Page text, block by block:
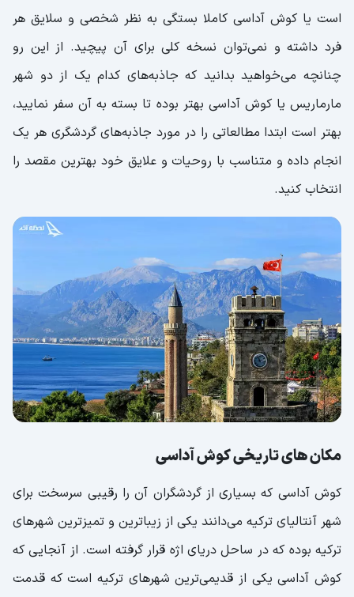
است یا کوش آداسی کاملا بستگی به نظر شخصی و سلایق هر
فرد داشته و نمی‌توان نسخه کلی برای آن پیچید. از این رو
چنانچه می‌خواهید بدانید که جاذبه‌های کدام یک از دو شهر
مارماریس یا کوش ‌آداسی بهتر بوده تا بسته به آن سفر نمایید،
بهتر است ابتدا مطالعاتی را در مورد جاذبه‌های گردشگری هر یک
انجام داده و متناسب با روحیات و علایق خود بهترین مقصد را
انتخاب کنید.
مکان های تاریخی کوش آداسی
کوش آداسی که بسیاری از گردشگران آن را رقیبی سرسخت برای
شهر آنتالیای ترکیه می‌دانند یکی از زیباترین و تمیزترین شهر‌های
ترکیه بوده که در ساحل دریای اژه قرار گرفته است. از آنجایی که
کوش‌ آداسی یکی از قدیمی‌ترین شهرهای ترکیه است که قدمت